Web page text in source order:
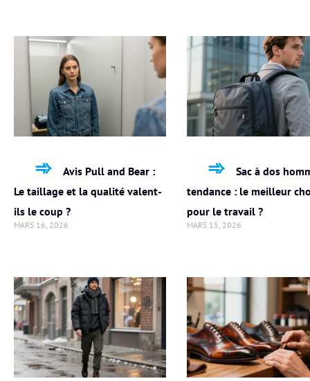
Avis Pull and Bear :
Le taillage et la qualité valent-
ils le coup ?
MARS 16, 2026
Sac à dos
tendance : le meilleur
pour le travail ?
MARS 15, 2026